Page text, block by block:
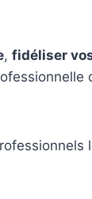
, fidéliser